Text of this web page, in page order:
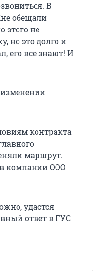
В
обещали
этого не
но это долго и
его все знают! И
изменении
контракта
маршрут.
в компании ООО
удастся
ответ в ГУС